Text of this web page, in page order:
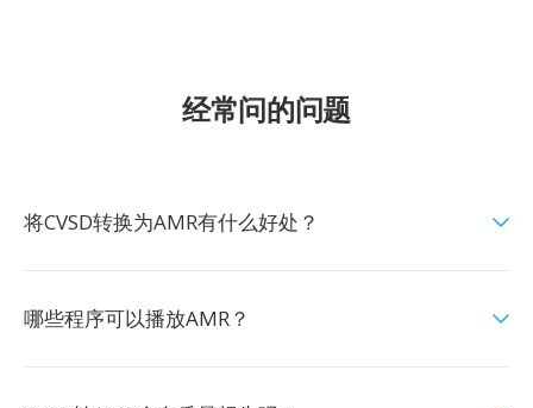
经常问的问题
将CVSD转换为AMR有什么好处？
哪些程序可以播放AMR？